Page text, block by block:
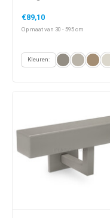
€89,10
Op maat van 30 - 595 cm
Kleuren: